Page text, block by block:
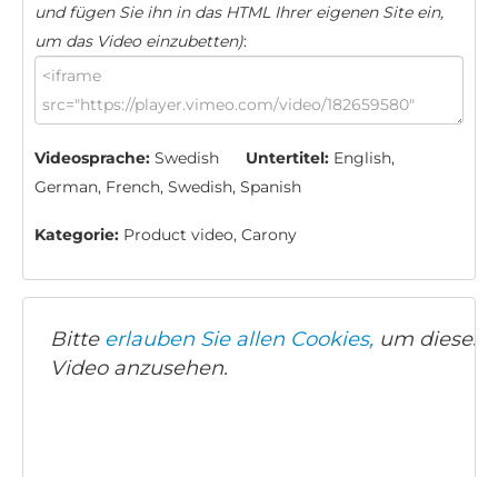
und fügen Sie ihn in das HTML Ihrer eigenen Site ein,
um das Video einzubetten):
Videosprache: Swedish Untertitel: English,
German, French, Swedish, Spanish
Kategorie: Product video, Carony
Bitte erlauben Sie allen Cookies, um dieses
Video anzusehen.